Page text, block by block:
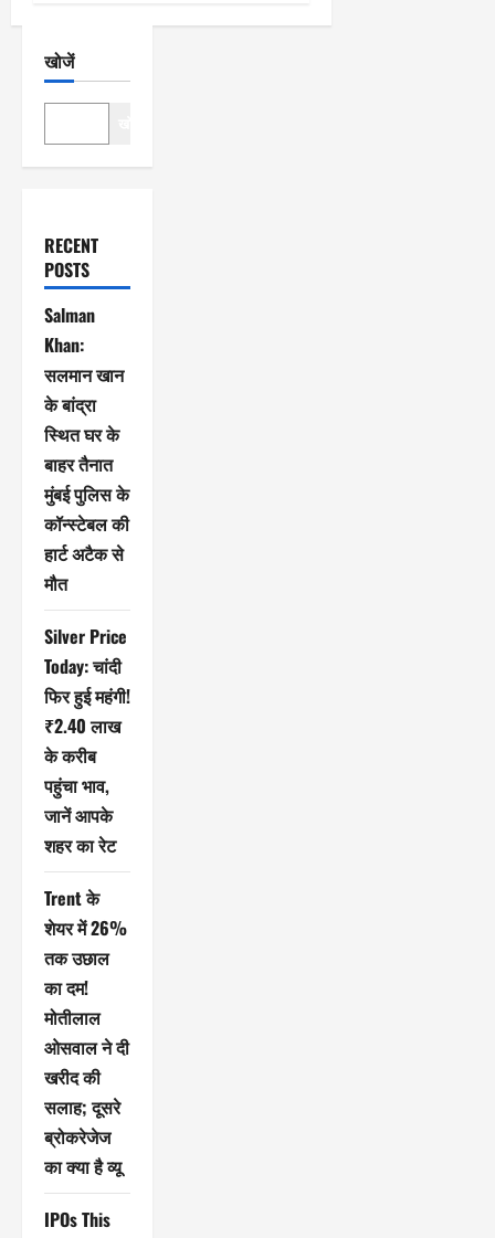
खोजें
RECENT
POSTS
Salman
Khan:
सलमान खान
के बांद्रा
स्थित घर के
बाहर तैनात
मुंबई पुलिस के
कॉन्स्टेबल की
हार्ट अटैक से
मौत
Silver Price
Today: चांदी
फिर हुई महंगी!
₹2.40 लाख
के करीब
पहुंचा भाव,
जानें आपके
शहर का रेट
Trent के
शेयर में 26%
तक उछाल
का दम!
मोतीलाल
ओसवाल ने दी
खरीद की
सलाह; दूसरे
ब्रोकरेजेज
का क्या है व्यू
IPOs This